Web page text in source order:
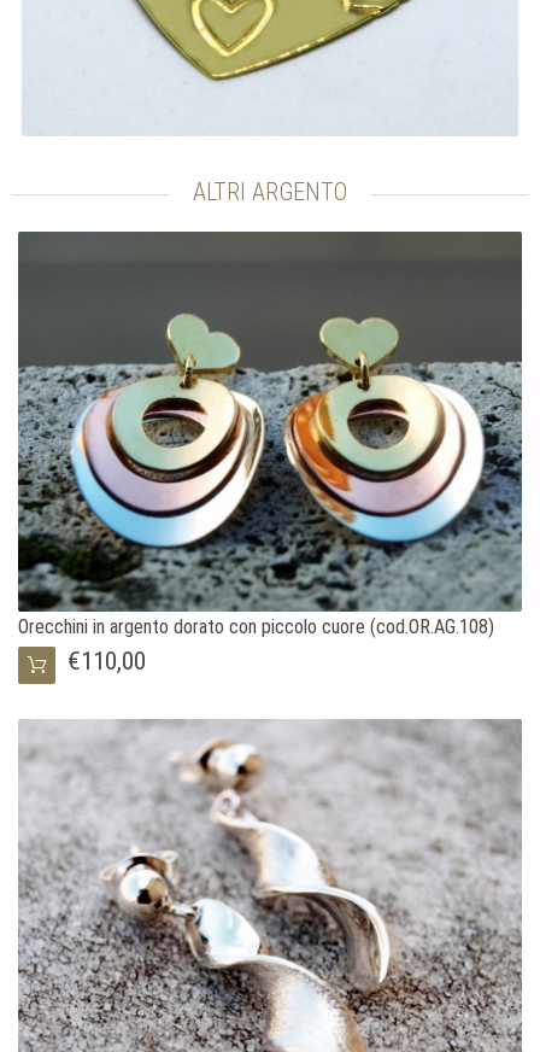
ALTRI ARGENTO
Orecchini in argento dorato con piccolo cuore (cod.OR.AG.108)
€110,00